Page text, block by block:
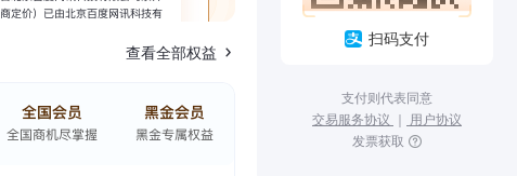
查看全部权益
扫码支付
支付则代表同意
交易服务协议 ｜ 用户协议
发票获取